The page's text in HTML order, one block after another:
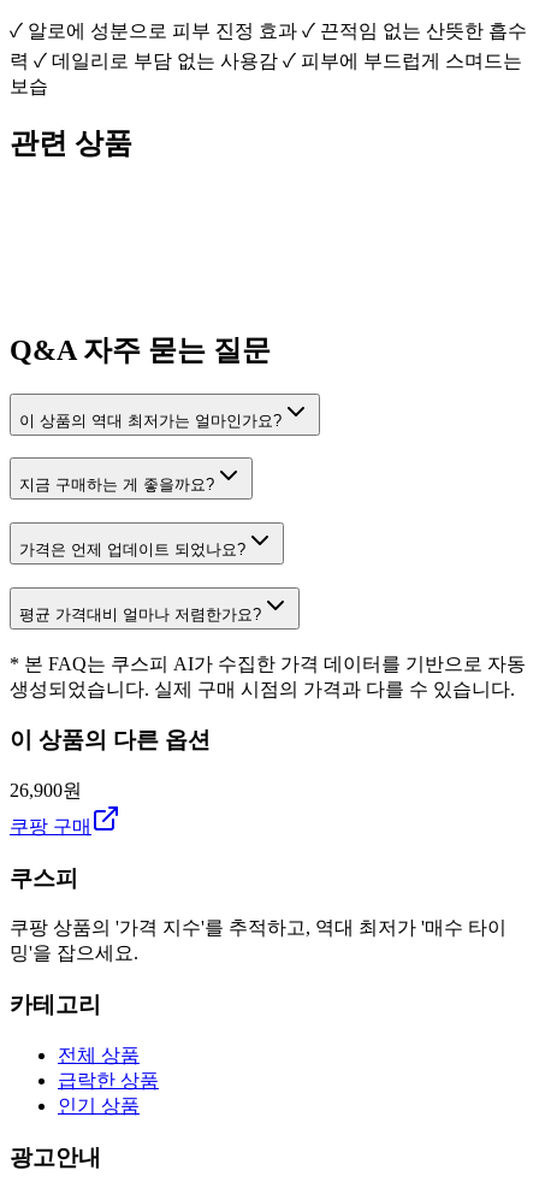
✓ 알로에 성분으로 피부 진정 효과 ✓ 끈적임 없는 산뜻한 흡수
력 ✓ 데일리로 부담 없는 사용감 ✓ 피부에 부드럽게 스며드는
보습
관련 상품
Q&A 자주 묻는 질문
이 상품의 역대 최저가는 얼마인가요?
지금 구매하는 게 좋을까요?
가격은 언제 업데이트 되었나요?
평균 가격대비 얼마나 저렴한가요?
* 본 FAQ는 쿠스피 AI가 수집한 가격 데이터를 기반으로 자동
생성되었습니다. 실제 구매 시점의 가격과 다를 수 있습니다.
이 상품의 다른 옵션
26,900원
쿠팡 구매
쿠스피
쿠팡 상품의 '가격 지수'를 추적하고, 역대 최저가 '매수 타이
밍'을 잡으세요.
카테고리
전체 상품
급락한 상품
인기 상품
광고안내